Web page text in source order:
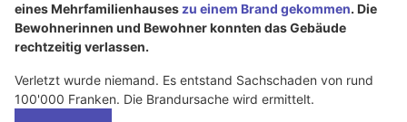
eines Mehrfamilienhauses zu einem Brand gekommen. Die
Bewohnerinnen und Bewohner konnten das Gebäude
rechtzeitig verlassen.
Verletzt wurde niemand. Es entstand Sachschaden von rund
100'000 Franken. Die Brandursache wird ermittelt.